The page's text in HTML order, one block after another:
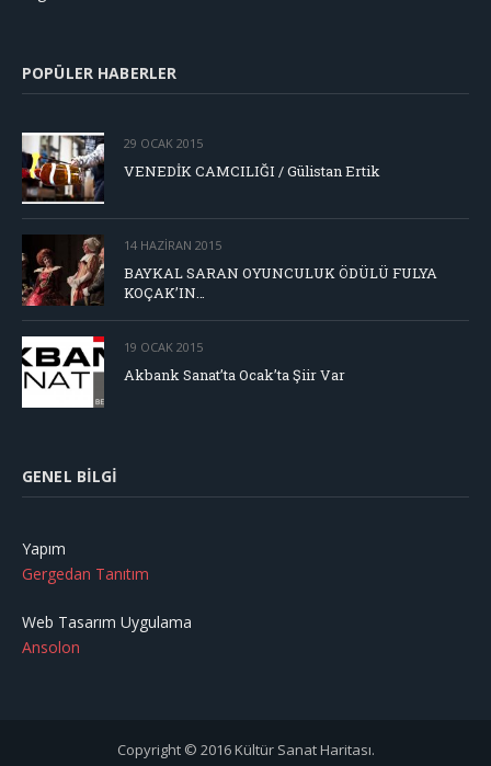
POPÜLER HABERLER
29 OCAK 2015
VENEDİK CAMCILIĞI / Gülistan Ertik
14 HAZIRAN 2015
BAYKAL SARAN OYUNCULUK ÖDÜLÜ FULYA
KOÇAK’IN…
19 OCAK 2015
Akbank Sanat’ta Ocak’ta Şiir Var
GENEL BILGI
Yapım
Gergedan Tanıtım
Web Tasarım Uygulama
Ansolon
Copyright © 2016 Kültür Sanat Haritası.